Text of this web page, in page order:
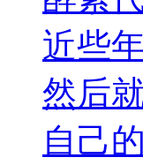
近些
然后
自己